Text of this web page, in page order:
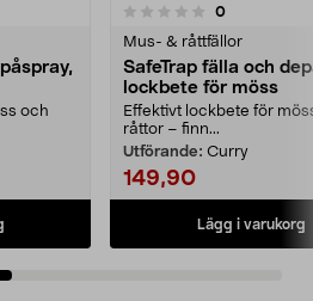
och
0recensioner
Mus- & råttfällor
SafeTrap fälla och
lockbete för möss
Effektivt lockbete för
råttor – finn...
Utförande: Curry
149,90
Lägg i varukorg
5.0av 5 stjärnor